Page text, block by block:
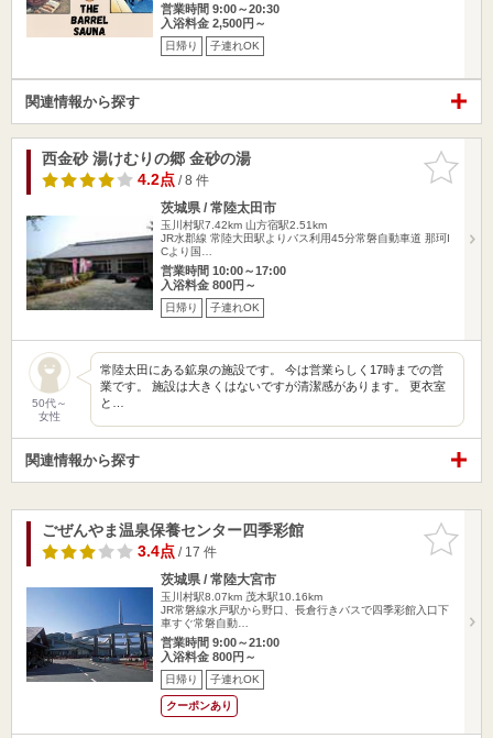
営業時間 9:00～20:30
入浴料金 2,500円～
日帰り 子連れOK
関連情報から探す
お気に入
りに追加
西金砂 湯けむりの郷 金砂の湯
4.2点/ 8 件
茨城県 / 常陸太田市
玉川村駅7.42km 山方宿駅2.51km
JR水郡線 常陸大田駅よりバス利用45分常磐自動車道 那珂I
Cより国…
営業時間 10:00～17:00
入浴料金 800円～
日帰り 子連れOK
50代～
女性
常陸太田にある鉱泉の施設です。 今は営業らしく17時までの営
業です。 施設は大きくはないですが清潔感があります。 更衣室
と…
関連情報から探す
お気に入
りに追加
ごぜんやま温泉保養センター四季彩館
3.4点/ 17 件
茨城県 / 常陸大宮市
玉川村駅8.07km 茂木駅10.16km
JR常磐線水戸駅から野口、長倉行きバスで四季彩館入口下
車すぐ常磐自動…
営業時間 9:00～21:00
入浴料金 800円～
日帰り 子連れOK
クーポンあり